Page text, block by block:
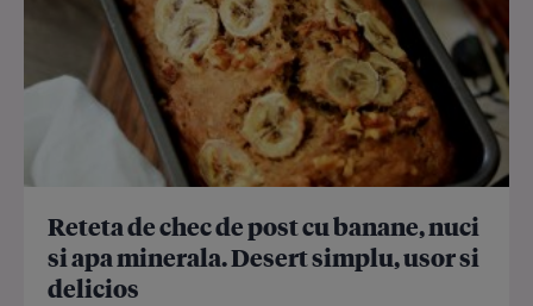
Reteta de chec de post cu banane, nuci
si apa minerala. Desert simplu, usor si
delicios